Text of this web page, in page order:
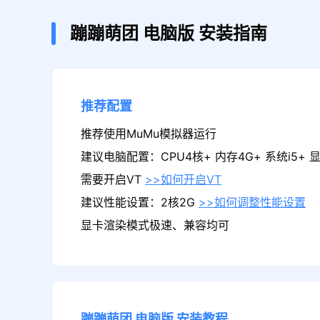
蹦蹦萌团 电脑版 安装指南
推荐配置
推荐使用MuMu模拟器运行
建议电脑配置：CPU4核+ 内存4G+ 系统i5+
需要开启VT >>如何开启VT
建议性能设置：2核2G >>如何调整性能设置
显卡渲染模式极速、兼容均可